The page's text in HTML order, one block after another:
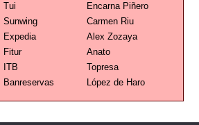
Tui
Encarna Piñero
Sunwing
Carmen Riu
Expedia
Alex Zozaya
Fitur
Anato
ITB
Topresa
Banreservas López de Haro